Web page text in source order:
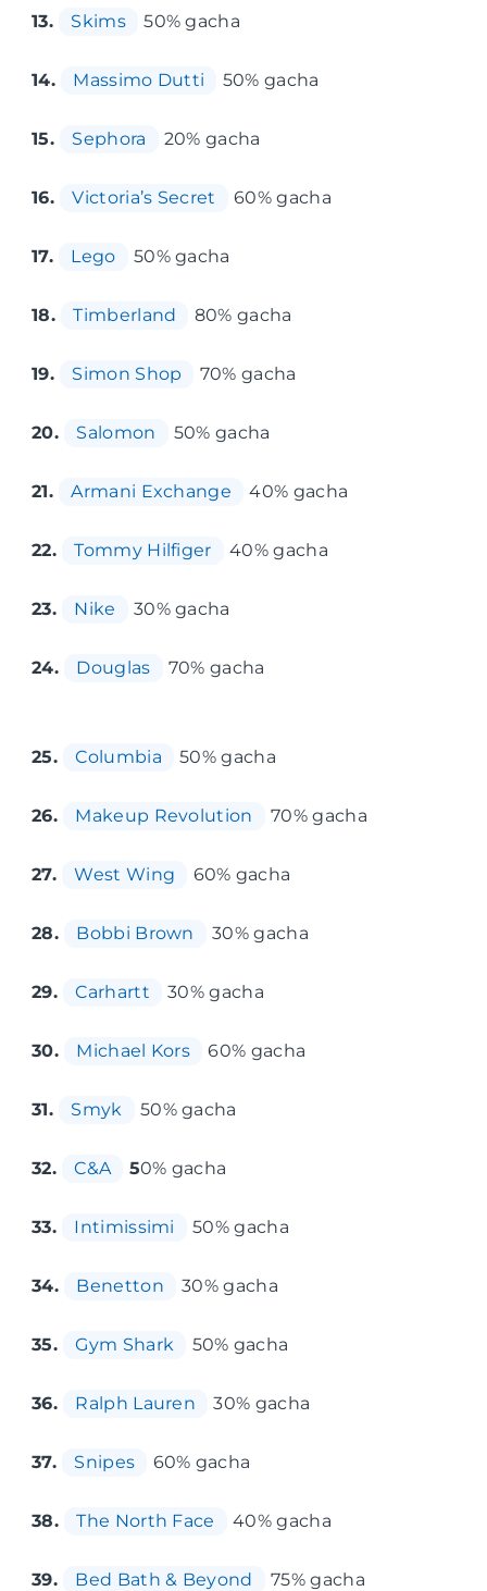
13. Skims 50% gacha
14. Massimo Dutti 50% gacha
15. Sephora 20% gacha
16. Victoria’s Secret 60% gacha
17. Lego 50% gacha
18. Timberland 80% gacha
19. Simon Shop 70% gacha
20. Salomon 50% gacha
21. Armani Exchange 40% gacha
22. Tommy Hilfiger 40% gacha
23. Nike 30% gacha
24. Douglas 70% gacha
25. Columbia 50% gacha
26. Makeup Revolution 70% gacha
27. West Wing 60% gacha
28. Bobbi Brown 30% gacha
29. Carhartt 30% gacha
30. Michael Kors 60% gacha
31. Smyk 50% gacha
32. C&A 50% gacha
33. Intimissimi 50% gacha
34. Benetton 30% gacha
35. Gym Shark 50% gacha
36. Ralph Lauren 30% gacha
37. Snipes 60% gacha
38. The North Face 40% gacha
39. Bed Bath & Beyond 75% gacha